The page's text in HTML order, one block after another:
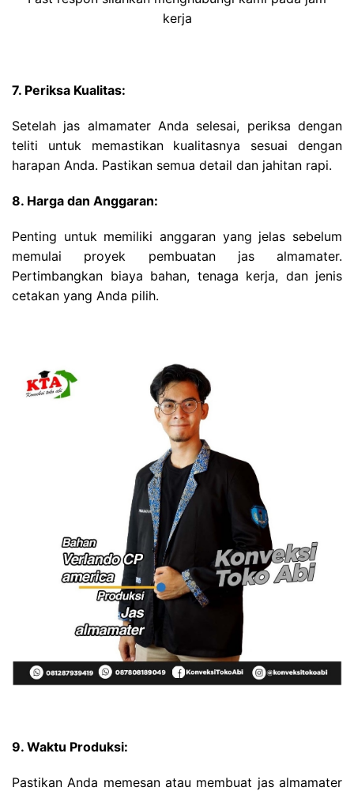
kerja
7. Periksa Kualitas:
Setelah jas almamater Anda selesai, periksa dengan
teliti untuk memastikan kualitasnya sesuai dengan
harapan Anda. Pastikan semua detail dan jahitan rapi.
8. Harga dan Anggaran:
Penting untuk memiliki anggaran yang jelas sebelum
memulai proyek pembuatan jas almamater.
Pertimbangkan biaya bahan, tenaga kerja, dan jenis
cetakan yang Anda pilih.
9. Waktu Produksi:
Pastikan Anda memesan atau membuat jas almamater